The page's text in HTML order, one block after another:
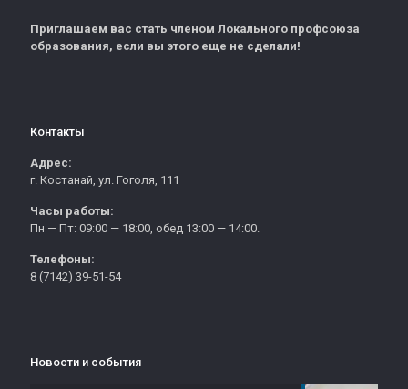
Приглашаем вас стать членом Локального профсоюза
образования, если вы этого еще не сделали!
Контакты
Адрес:
г. Костанай, ул. Гоголя, 111
Часы работы:
Пн — Пт: 09:00 — 18:00, обед 13:00 — 14:00.
Телефоны:
8 (7142) 39-51-54
Новости и события